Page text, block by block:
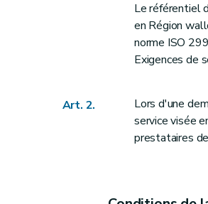
Le référentiel
en Région
norme ISO
Exigences de
Art. 2.
Lors d'une
service visée
prestataires